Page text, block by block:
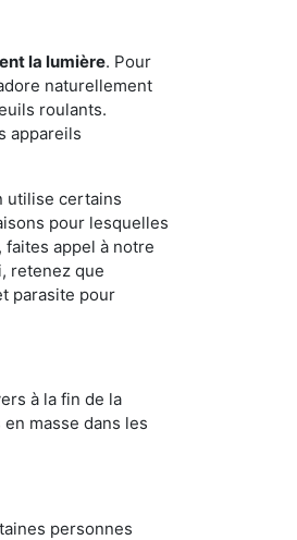
la lumière. Pour
naturellement
roulants.
appareils
utilise certains
pour lesquelles
appel à notre
retenez que
parasite pour
à la fin de la
masse dans les
personnes